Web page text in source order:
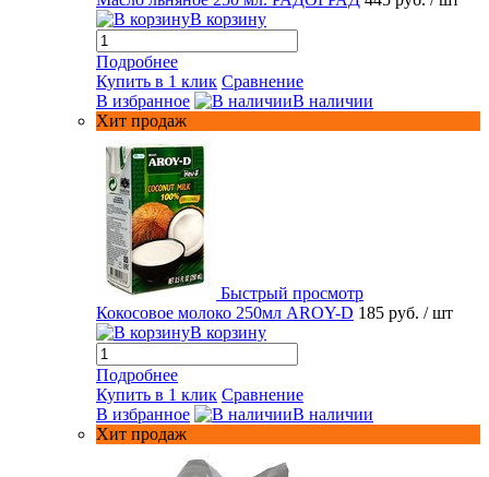
В корзину
Подробнее
Купить в 1 клик Сравнение
В избранное
В наличии
Хит продаж
Быстрый просмотр
Кокосовое молоко 250мл AROY-D 185 руб. / шт
В корзину
Подробнее
Купить в 1 клик Сравнение
В избранное
В наличии
Хит продаж